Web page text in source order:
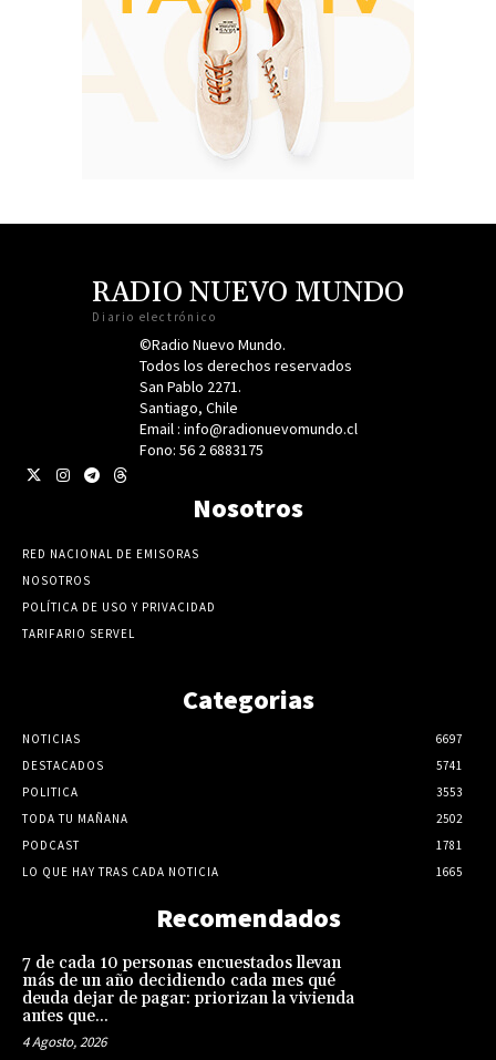
RADIO NUEVO MUNDO
Diario electrónico
©Radio Nuevo Mundo.
Todos los derechos reservados
San Pablo 2271.
Santiago, Chile
Email : info@radionuevomundo.cl
Fono: 56 2 6883175
Nosotros
RED NACIONAL DE EMISORAS
NOSOTROS
POLÍTICA DE USO Y PRIVACIDAD
TARIFARIO SERVEL
Categorias
NOTICIAS
6697
DESTACADOS
5741
POLITICA
3553
TODA TU MAÑANA
2502
PODCAST
1781
LO QUE HAY TRAS CADA NOTICIA
1665
Recomendados
7 de cada 10 personas encuestados llevan
más de un año decidiendo cada mes qué
deuda dejar de pagar: priorizan la vivienda
antes que...
4 Agosto, 2026